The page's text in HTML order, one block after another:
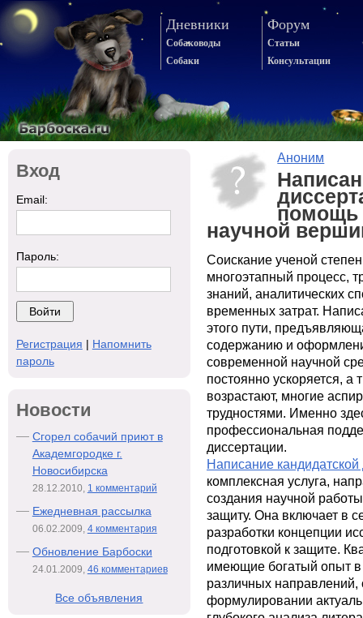
Дневники
Собаководы
Собаки
Форум
Статьи
Консультации
Аноним
помощь
научной
Соискание ученой
многоэтапный процесс,
знаний, аналитических
временных затрат.
этого пути,
содержанию и
современной научной
постоянно ускоряется, а
возрастают, многие
трудностями. Именно
профессиональная
диссертации.
Написание кандидатской
комплексная услуга,
создания научной
защиту. Она включает в
разработки концепции
подготовкой к защите.
имеющие богатый опыт
различных
формулировании
Вход
Email:
Пароль:
Регистрация | Напомнить
пароль
Новости
Сгорел собачий приют в
Академгородке г.
Новосибирска
28.12.2010, 1 комментарий
Ежедневная рассылка
06.02.2009, 4 комментария
Обновление Барбоски
24.01.2009, 46 комментариев
Все объявления